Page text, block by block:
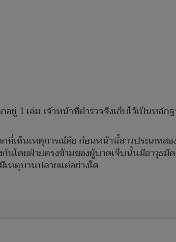
ยู่ 1 เล่ม เจ้าหน้าที่ตำรวจจึงเก็บไว้เป็นหลั
ที่เห็นเหตุการณ์คือ ก่อนหน้านี้สาวประเภทส
นโดยฝ่ายตรงข้ามของผู้บาดเจ็บนั้นมีอาวุธ
เหตุบานปลายแต่อย่างใด